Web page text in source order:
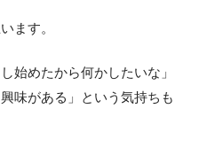
ます。
始めたから何かしたいな」
味がある」という気持ちも